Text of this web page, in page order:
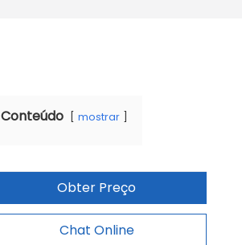
Conteúdo mostrar
Obter Preço
Chat Online